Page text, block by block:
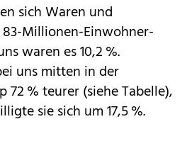
sich Waren und
Millionen-Einwohner-
waren es 10,2 %.
uns mitten in der
72 % teurer (siehe Tabelle),
sie sich um 17,5 %.